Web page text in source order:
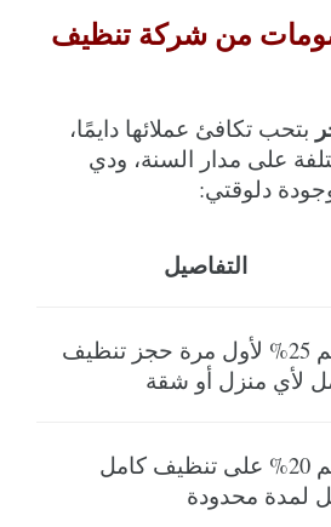
دلوقتي:
التفاصيل
لأي منزل أو شقة
لمدة محدودة